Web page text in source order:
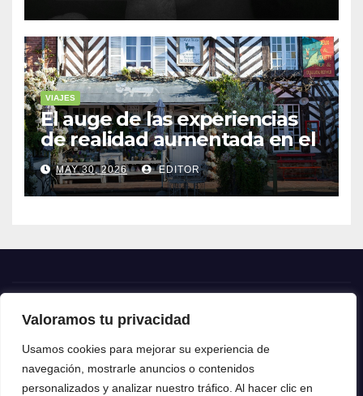
Valoramos tu privacidad
Usamos cookies para mejorar su experiencia de
navegación, mostrarle anuncios o contenidos
personalizados y analizar nuestro tráfico. Al hacer clic en
VIAJES
El auge de las experiencias
de realidad aumentada en el
turismo
MAY 30, 2026 EDITOR
Crónica24
Crónica 24